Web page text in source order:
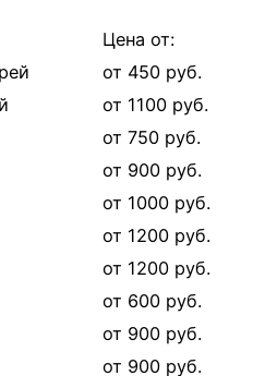
Цена от:
от 450 руб.
от 1100 руб.
от 750 руб.
от 900 руб.
от 1000 руб.
от 1200 руб.
от 1200 руб.
от 600 руб.
от 900 руб.
от 900 руб.